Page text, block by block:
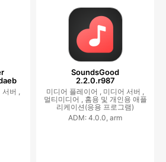
버 ,
SoundsGood
2.2.0.r987
미디어 플레이어 , 미디어 서버 ,
멀티미디어 , 홈용 및 개인용 애플
리케이션(응용 프로그램)
ADM: 4.0.0, arm